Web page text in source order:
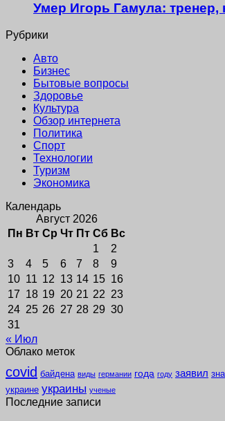
Умер Игорь Гамула: тренер,
Рубрики
Авто
Бизнес
Бытовые вопросы
Здоровье
Культура
Обзор интернета
Политика
Спорт
Технологии
Туризм
Экономика
Календарь
Август 2026
Пн Вт Ср Чт Пт Сб Вс
1
2
3
4 5 6 7 8
9
10 11 12 13 14 15 16
17 18 19 20 21 22 23
24 25 26 27 28 29 30
31
« Июл
Облако меток
covid байдена виды германии года году заявил
украине украины ученые
Последние записи